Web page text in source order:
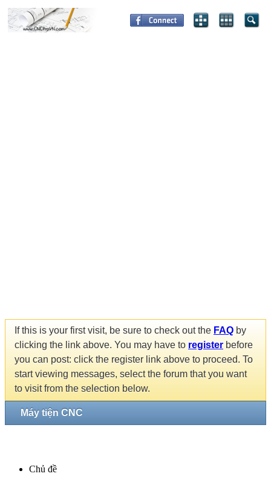
If this is your first visit, be sure to check out the FAQ by
clicking the link above. You may have to register before
you can post: click the register link above to proceed. To
start viewing messages, select the forum that you want
to visit from the selection below.
Máy tiện CNC
Chủ đề